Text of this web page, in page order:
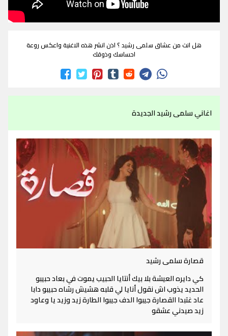
هل انت من عشاق سلمى رشيد ؟ اذن انشر هذه الاغنية واعكس روعة
احساسك وذوقك
اغاني سلمى رشيد الجديدة
قصارة سلمى رشيد
كي دايره العيشة بلا بيك أنتايا الحبيب يموت في بعاد حبيبو
الحديد يذوب اش نقول أنايا لي قلبه هشيش رشاه حبيبو دابا
عاد غتبدا القصارة جيبوا الدف جيبوا الطارة زيد وزيد يا وعاود
زيد صيدني عشقو